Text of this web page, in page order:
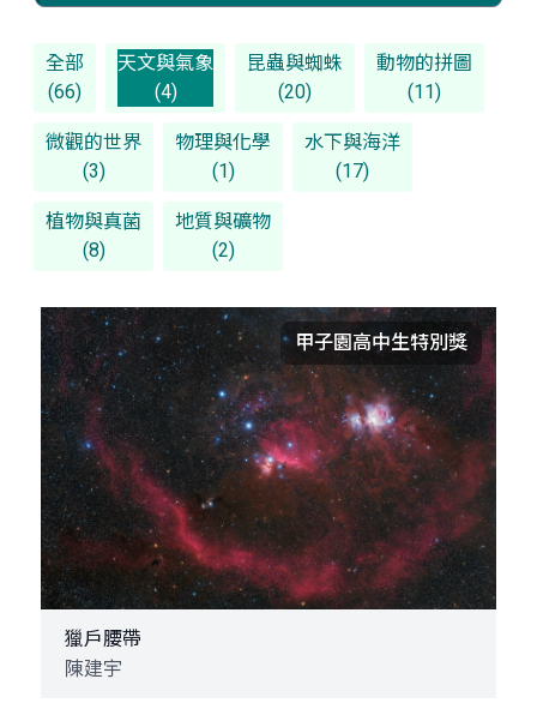
全部
(66)
天文與氣象
(4)
昆蟲與蜘蛛
(20)
動物的拼圖
(11)
微觀的世界
(3)
物理與化學
(1)
水下與海洋
(17)
植物與真菌
(8)
地質與礦物
(2)
甲子園高中生特別獎
獵戶腰帶
陳建宇